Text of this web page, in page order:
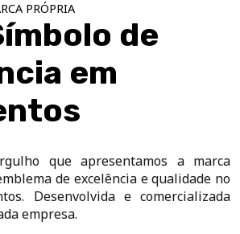
PRÓPRIA
de
em
que apresentamos a marca
de excelência e qualidade no
Desenvolvida e comercializada
empresa.